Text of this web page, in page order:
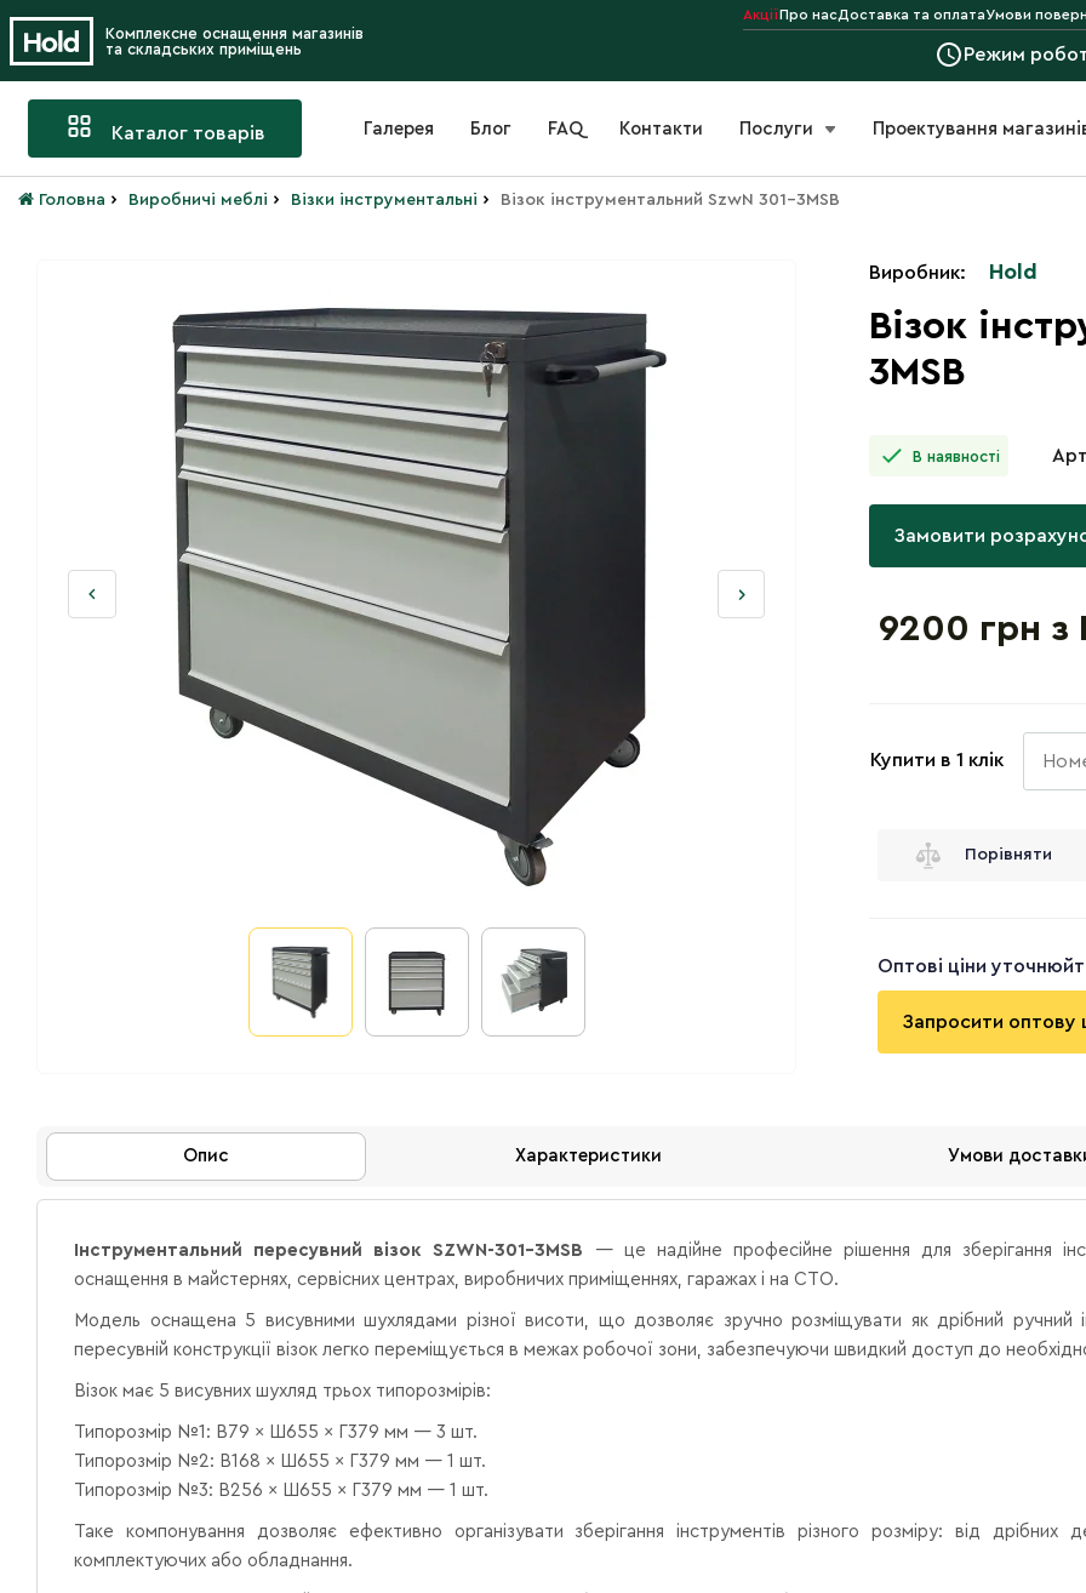
Комплексне оснащення магазинів
та складських приміщень
АкціїПро насДоставка та оплатаУмови
Режим
Каталог товарів Галерея Блог FAQ Контакти Послуги Проектування
Головна › Виробничі меблі › Візки інструментальні › Візок інструментальний SzwN 301-3MSB
Виробник: Hold
Візок
3MSB
В наявності
Замовити
9200 грн з
Купити в 1 клік
Порівняти
Оптові ціни
Запросити оптову
Опис Характеристики Умови
Інструментальний пересувний візок SZWN-301-3MSB — це надійне професійне рішення для зберігання
оснащення в майстернях, сервісних центрах, виробничих приміщеннях, гаражах і на СТО.
Модель оснащена 5 висувними шухлядами різної висоти, що дозволяє зручно розміщувати як дрібний ручний
пересувній конструкції візок легко переміщується в межах робочої зони, забезпечуючи швидкий доступ до
Візок має 5 висувних шухляд трьох типорозмірів:
Типорозмір №1: В79 × Ш655 × Г379 мм — 3 шт.
Типорозмір №2: В168 × Ш655 × Г379 мм — 1 шт.
Типорозмір №3: В256 × Ш655 × Г379 мм — 1 шт.
Таке компонування дозволяє ефективно організувати зберігання інструментів різного розміру: від
комплектуючих або обладнання.